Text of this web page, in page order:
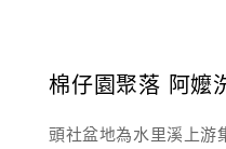
棉仔園聚落 阿嬤
頭社盆地為水里溪上游